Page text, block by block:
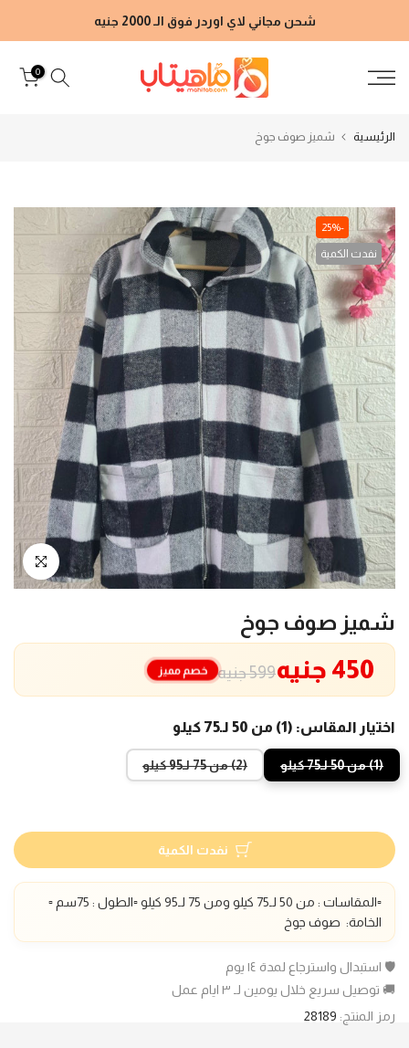
إلى
شحن مجاني لاي اوردر فوق الـ 2000 جنيه
0
الرئيسية شميز صوف جوخ
-25%
نفدت الكمية
انقر للتكبير
شميز صوف جوخ
599 جنيه 450 جنيه خصم مميز
اختيار المقاس: (1) من 50 لـ75 كيلو
(1) من 50 لـ75 كيلو (2) من 75 لـ95 كيلو
نفدت الكمية
▫️المقاسات : من 50 لـ75 كيلو ومن 75 لـ95 كيلو ▫️الطول : 75سم
▫️
الخامة: صوف جوخ
🛡️ استبدال واسترجاع لمدة ١٤ يوم
🚚 توصيل سريع خلال يومين لـ ٣ ايام عمل
رمز المنتج: 28189